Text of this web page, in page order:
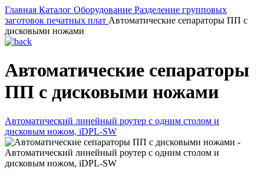
Главная Каталог Оборудование Разделение групповых
заготовок печатных плат Автоматические сепараторы ПП с
дисковыми ножами
Автоматические сепараторы
ПП с дисковыми ножами
Автоматический линейный роутер с одним столом и
дисковым ножом, iDPL-SW